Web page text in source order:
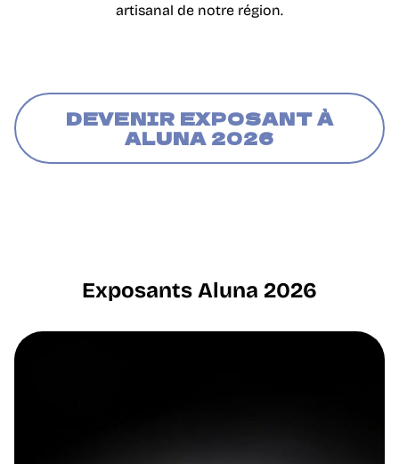
artisanal de notre région.
DEVENIR EXPOSANT À
ALUNA 2026
Exposants Aluna 2026